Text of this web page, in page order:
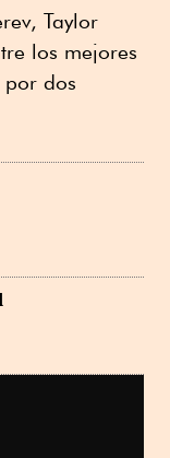
Taylor
los mejores
por dos